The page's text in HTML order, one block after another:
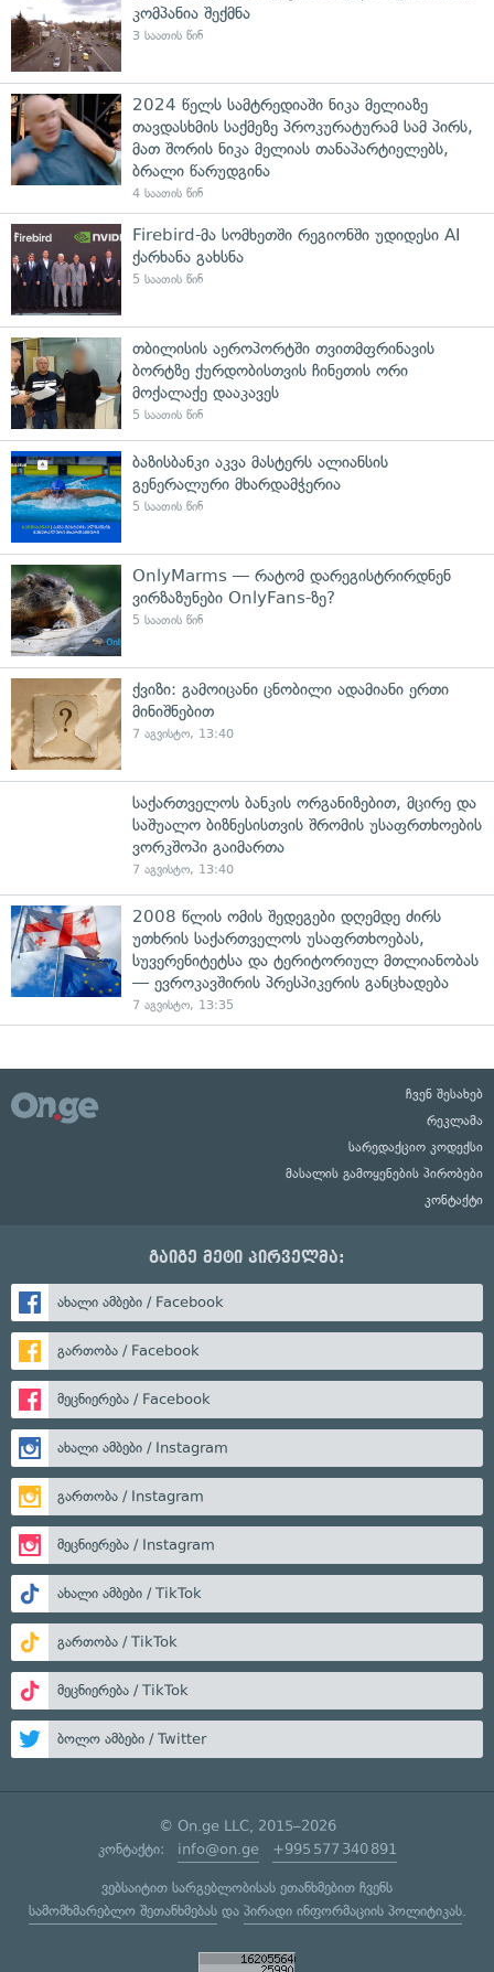
კომპანია შექმნა
3 საათის წინ
2024 წელს სამტრედიაში ნიკა მელიაზე
თავდასხმის საქმეზე პროკურატურამ სამ პირს,
მათ შორის ნიკა მელიას თანაპარტიელებს,
ბრალი წარუდგინა
4 საათის წინ
Firebird-მა სომხეთში რეგიონში უდიდესი AI
ქარხანა გახსნა
5 საათის წინ
თბილისის აეროპორტში თვითმფრინავის
ბორტზე ქურდობისთვის ჩინეთის ორი
მოქალაქე დააკავეს
5 საათის წინ
ბაზისბანკი აკვა მასტერს ალიანსის
გენერალური მხარდამჭერია
5 საათის წინ
OnlyMarms — რატომ დარეგისტრირდნენ
ვირზაზუნები OnlyFans-ზე?
5 საათის წინ
ქვიზი: გამოიცანი ცნობილი ადამიანი ერთი
მინიშნებით
7 აგვისტო, 13:40
საქართველოს ბანკის ორგანიზებით, მცირე და
საშუალო ბიზნესისთვის შრომის უსაფრთხოების
ვორკშოპი გაიმართა
7 აგვისტო, 13:40
2008 წლის ომის შედეგები დღემდე ძირს
უთხრის საქართველოს უსაფრთხოებას,
სუვერენიტეტსა და ტერიტორიულ მთლიანობას
— ევროკავშირის პრესპიკერის განცხადება
7 აგვისტო, 13:35
ჩვენ შესახებ
რეკლამა
სარედაქციო კოდექსი
მასალის გამოყენების პირობები
კონტაქტი
გაიგე მეტი პირველმა:
ახალი ამბები / Facebook
გართობა / Facebook
მეცნიერება / Facebook
ახალი ამბები / Instagram
გართობა / Instagram
მეცნიერება / Instagram
ახალი ამბები / TikTok
გართობა / TikTok
მეცნიერება / TikTok
ბოლო ამბები / Twitter
© On.ge LLC, 2015–2026
კონტაქტი: info@on.ge +995 577 340 891
ვებსაიტით სარგებლობისას ეთანხმებით ჩვენს
სამომხმარებლო შეთანხმებასდა პირადი ინფორმაციის პოლიტიკას.